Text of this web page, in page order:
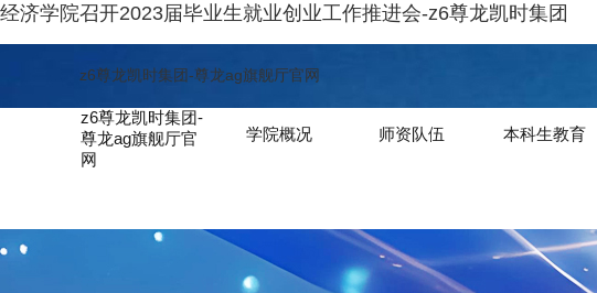
经济学院召开2023届毕业生就业创业工作推进会-z6尊龙凯时集团
z6尊龙凯时集团-尊龙ag旗舰厅官网
z6尊龙凯时集团-
尊龙ag旗舰厅官
网
学院概况 师资队伍 本科生教育